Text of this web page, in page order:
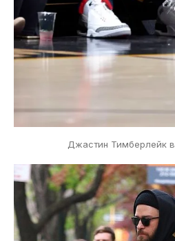
Джастин Тимберлейк в